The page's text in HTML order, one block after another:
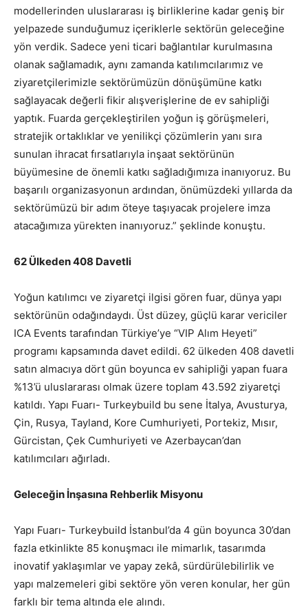
modellerinden uluslararası iş birliklerine kadar geniş bir
yelpazede sunduğumuz içeriklerle sektörün geleceğine
yön verdik. Sadece yeni ticari bağlantılar kurulmasına
olanak sağlamadık, aynı zamanda katılımcılarımız ve
ziyaretçilerimizle sektörümüzün dönüşümüne katkı
sağlayacak değerli fikir alışverişlerine de ev sahipliği
yaptık. Fuarda gerçekleştirilen yoğun iş görüşmeleri,
stratejik ortaklıklar ve yenilikçi çözümlerin yanı sıra
sunulan ihracat fırsatlarıyla inşaat sektörünün
büyümesine de önemli katkı sağladığımıza inanıyoruz. Bu
başarılı organizasyonun ardından, önümüzdeki yıllarda da
sektörümüzü bir adım öteye taşıyacak projelere imza
atacağımıza yürekten inanıyoruz.” şeklinde konuştu.
62 Ülkeden 408 Davetli
Yoğun katılımcı ve ziyaretçi ilgisi gören fuar, dünya yapı
sektörünün odağındaydı. Üst düzey, güçlü karar vericiler
ICA Events tarafından Türkiye’ye “VIP Alım Heyeti”
programı kapsamında davet edildi. 62 ülkeden 408 davetli
satın almacıya dört gün boyunca ev sahipliği yapan fuara
%13’ü uluslararası olmak üzere toplam 43.592 ziyaretçi
katıldı. Yapı Fuarı- Turkeybuild bu sene İtalya, Avusturya,
Çin, Rusya, Tayland, Kore Cumhuriyeti, Portekiz, Mısır,
Gürcistan, Çek Cumhuriyeti ve Azerbaycan’dan
katılımcıları ağırladı.
Geleceğin İnşasına Rehberlik Misyonu
Yapı Fuarı- Turkeybuild İstanbul’da 4 gün boyunca 30’dan
fazla etkinlikte 85 konuşmacı ile mimarlık, tasarımda
inovatif yaklaşımlar ve yapay zekâ, sürdürülebilirlik ve
yapı malzemeleri gibi sektöre yön veren konular, her gün
farklı bir tema altında ele alındı.